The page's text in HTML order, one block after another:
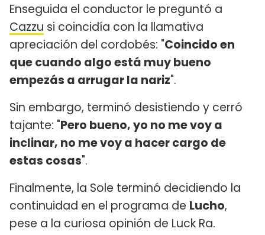
Enseguida el conductor le preguntó a
Cazzu si coincidía con la llamativa
apreciación del cordobés: "Coincido en
que cuando algo está muy bueno
empezás a arrugar la nariz".
Sin embargo, terminó desistiendo y cerró
tajante: "Pero bueno, yo no me voy a
inclinar, no me voy a hacer cargo de
estas cosas".
Finalmente, la Sole terminó decidiendo la
continuidad en el programa de Lucho,
pese a la curiosa opinión de Luck Ra.